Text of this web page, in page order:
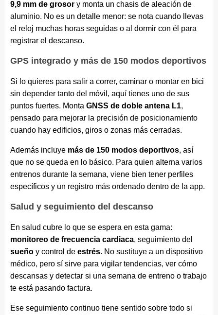
9,9 mm de grosory monta un chasis de aleación de
aluminio. No es un detalle menor: se nota cuando llevas
el reloj muchas horas seguidas o al dormir con él para
registrar el descanso.
GPS integrado y más de 150 modos deportivos
Si lo quieres para salir a correr, caminar o montar en bici
sin depender tanto del móvil, aquí tienes uno de sus
puntos fuertes. Monta GNSS de doble antena L1,
pensado para mejorar la precisión de posicionamiento
cuando hay edificios, giros o zonas más cerradas.
Además incluye más de 150 modos deportivos, así
que no se queda en lo básico. Para quien alterna varios
entrenos durante la semana, viene bien tener perfiles
específicos y un registro más ordenado dentro de la app.
Salud y seguimiento del descanso
En salud cubre lo que se espera en esta gama:
monitoreo de frecuencia cardiaca, seguimiento del
sueñoy control de estrés. No sustituye a un dispositivo
médico, pero sí sirve para vigilar tendencias, ver cómo
descansas y detectar si una semana de entreno o trabajo
te está pasando factura.
Ese seguimiento continuo tiene sentido sobre todo si